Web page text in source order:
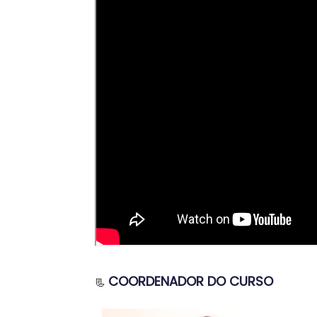
📃 COORDENADOR DO CURSO